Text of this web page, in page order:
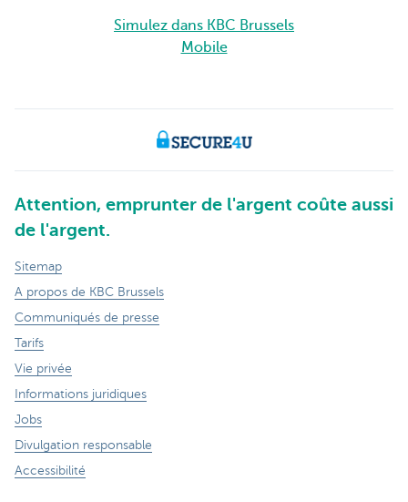
Simulez dans KBC Brussels
Mobile
Attention, emprunter de l'argent coûte aussi
de l'argent.
Sitemap
A propos de KBC Brussels
Communiqués de presse
Tarifs
Vie privée
Informations juridiques
Jobs
Divulgation responsable
Accessibilité